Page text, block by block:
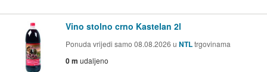
Vino stolno crno Kastelan 2l
Ponuda vrijedi samo 08.08.2026 u NTLtrgovinama
0 m udaljeno